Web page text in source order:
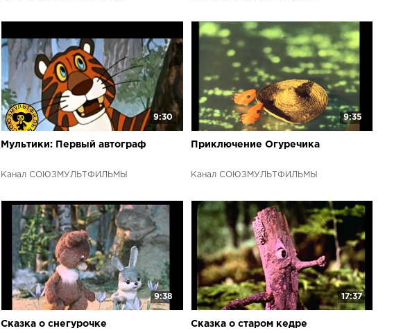
9:30
Мультики: Первый автограф
Канал СОЮЗМУЛЬТФИЛЬМЫ
9:35
Приключение Огуречика
Канал СОЮЗМУЛЬТФИЛЬМЫ
9:38
Сказка о снегурочке
17:37
Сказка о старом кедре